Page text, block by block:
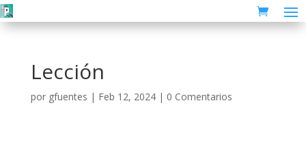
Lección
por gfuentes | Feb 12, 2024| 0 Comentarios